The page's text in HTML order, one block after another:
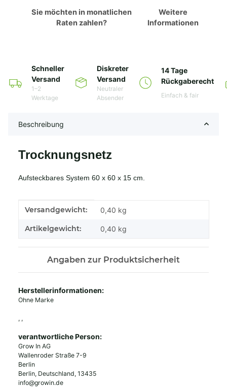
Sie möchten in monatlichen
Raten zahlen?
Weitere
Informationen
Schneller
Versand
1–2
Werktage
Diskreter
Versand
Neutraler
Absender
14 Tage
Rückgaberecht
Einfach & fair
Beschreibung
Trocknungsnetz
Aufsteckbares System 60 x 60 x 15 cm.
Produkteigenschaft
Wert
Versandgewicht: 0,40 kg
Artikelgewicht: 0,40 kg
Angaben zur Produktsicherheit
Herstellerinformationen:
Ohne Marke
, ,
verantwortliche Person:
Grow In AG
Wallenroder Straße 7-9
Berlin
Berlin, Deutschland, 13435
info@growin.de